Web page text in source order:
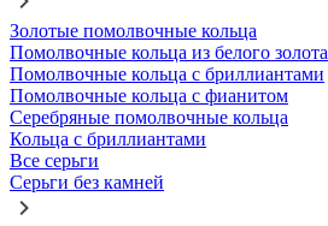
Золотые помолвочные кольца
Помолвочные кольца из белого золота
Помолвочные кольца с бриллиантами
Помолвочные кольца с фианитом
Серебряные помолвочные кольца
Кольца с бриллиантами
Все серьги
Серьги без камней